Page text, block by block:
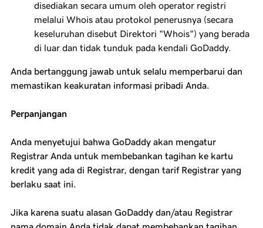
disediakan secara umum oleh operator registri
melalui Whois atau protokol penerusnya (secara
keseluruhan disebut Direktori "Whois") yang berada
di luar dan tidak tunduk pada kendali GoDaddy.
Anda bertanggung jawab untuk selalu memperbarui dan
memastikan keakuratan informasi pribadi Anda.
Perpanjangan
Anda menyetujui bahwa GoDaddy akan mengatur
Registrar Anda untuk membebankan tagihan ke kartu
kredit yang ada di Registrar, dengan tarif Registrar yang
berlaku saat ini.
Jika karena suatu alasan GoDaddy dan/atau Registrar